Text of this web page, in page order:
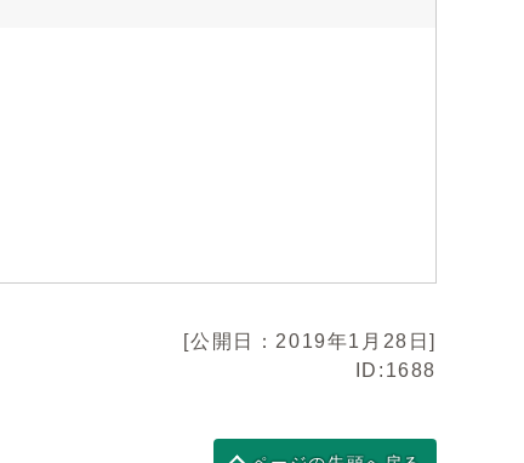
[公開日：2019年1月28日]
ID:1688